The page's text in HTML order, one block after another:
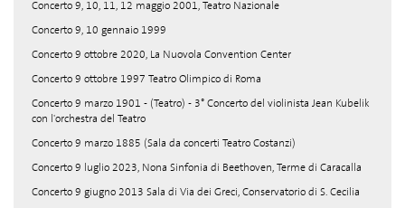
Concerto 9, 10, 11, 12 maggio 2001, Teatro Nazionale
Concerto 9, 10 gennaio 1999
Concerto 9 ottobre 2020, La Nuovola Convention Center
Concerto 9 ottobre 1997 Teatro Olimpico di Roma
Concerto 9 marzo 1901 - (Teatro) - 3° Concerto del violinista Jean Kubelik
con l'orchestra del Teatro
Concerto 9 marzo 1885 (Sala da concerti Teatro Costanzi)
Concerto 9 luglio 2023, Nona Sinfonia di Beethoven, Terme di Caracalla
Concerto 9 giugno 2013 Sala di Via dei Greci, Conservatorio di S. Cecilia